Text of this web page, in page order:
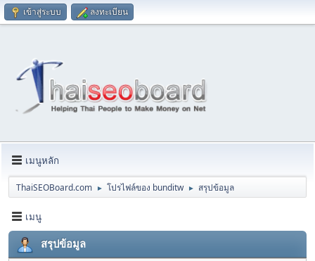
เข้าสู่ระบบ ลงทะเบียน
เมนูหลัก
ThaiSEOBoard.com ► โปรไฟล์ของ bunditw ► สรุปข้อมูล
เมนู
สรุปข้อมูล